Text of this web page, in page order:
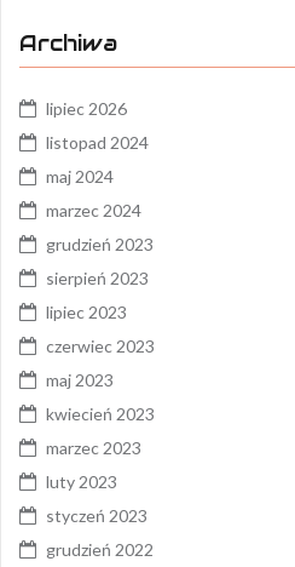
Archiwa
lipiec 2026
listopad 2024
maj 2024
marzec 2024
grudzień 2023
sierpień 2023
lipiec 2023
czerwiec 2023
maj 2023
kwiecień 2023
marzec 2023
luty 2023
styczeń 2023
grudzień 2022